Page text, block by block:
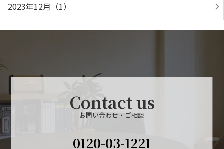
2023年12月（1）
Contact us
お問い合わせ・ご相談
0120-03-1221